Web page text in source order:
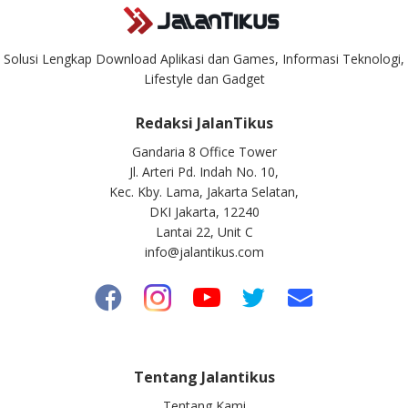
Solusi Lengkap Download Aplikasi dan Games, Informasi Teknologi,
Lifestyle dan Gadget
Redaksi JalanTikus
Gandaria 8 Office Tower
Jl. Arteri Pd. Indah No. 10,
Kec. Kby. Lama, Jakarta Selatan,
DKI Jakarta, 12240
Lantai 22, Unit C
info@jalantikus.com
Tentang Jalantikus